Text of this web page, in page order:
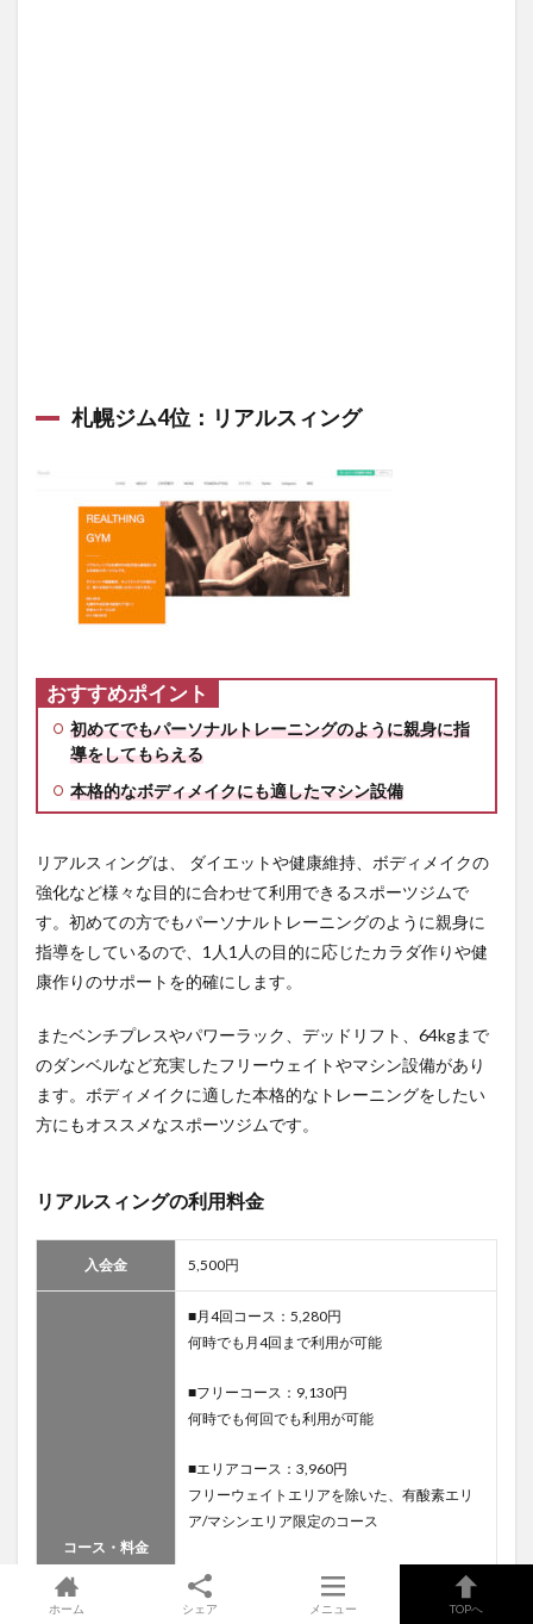
札幌ジム4位：リアルスィング
おすすめポイント
初めてでもパーソナルトレーニングのように親身に指
導をしてもらえる
本格的なボディメイクにも適したマシン設備
リアルスィングは、 ダイエットや健康維持、ボディメイクの
強化など様々な目的に合わせて利用できるスポーツジムで
す。初めての方でもパーソナルトレーニングのように親身に
指導をしているので、1人1人の目的に応じたカラダ作りや健
康作りのサポートを的確にします。
またベンチプレスやパワーラック、デッドリフト、64kgまで
のダンベルなど充実したフリーウェイトやマシン設備があり
ます。ボディメイクに適した本格的なトレーニングをしたい
方にもオススメなスポーツジムです。
リアルスィングの利用料金
入会金 5,500円
コース・料金
■月4回コース：5,280円
何時でも月4回まで利用が可能
■フリーコース：9,130円
何時でも何回でも利用が可能
■エリアコース：3,960円
フリーウェイトエリアを除いた、有酸素エリ
ア/マシンエリア限定のコース
■パーソナルコース／1回50分
16セッション：79,200円
ホーム シェア メニュー TOPへ